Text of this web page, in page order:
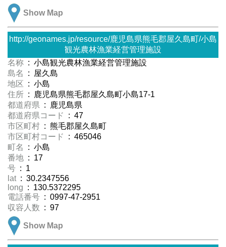
Show Map
http://geonames.jp/resource/鹿児島県熊毛郡屋久島町/小島
観光農林漁業経営管理施設
名称 : 小島観光農林漁業経営管理施設
島名
: 屋久島
地区 : 小島
住所 : 鹿児島県熊毛郡屋久島町小島17-1
都道府県 : 鹿児島県
都道府県コード
: 47
市区町村 : 熊毛郡屋久島町
市区町村コード
: 465046
町名
: 小島
番地 : 17
号 : 1
lat : 30.2347556
long : 130.5372295
電話番号 : 0997-47-2951
収容人数 : 97
Show Map